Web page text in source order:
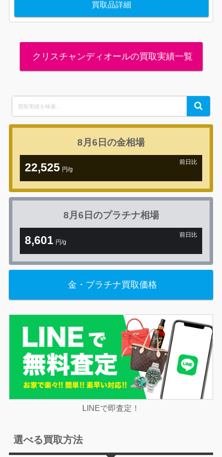
買取品詳細
クリスチャンディオールの買取実績一覧
for:
Search
8月6日の金相場
22,525 円/g
前日比
8月6日のプラチナ相場
8,601 円/g
前日比
金・プラチナ買取価格
LINEで即査定！
選べる買取方法